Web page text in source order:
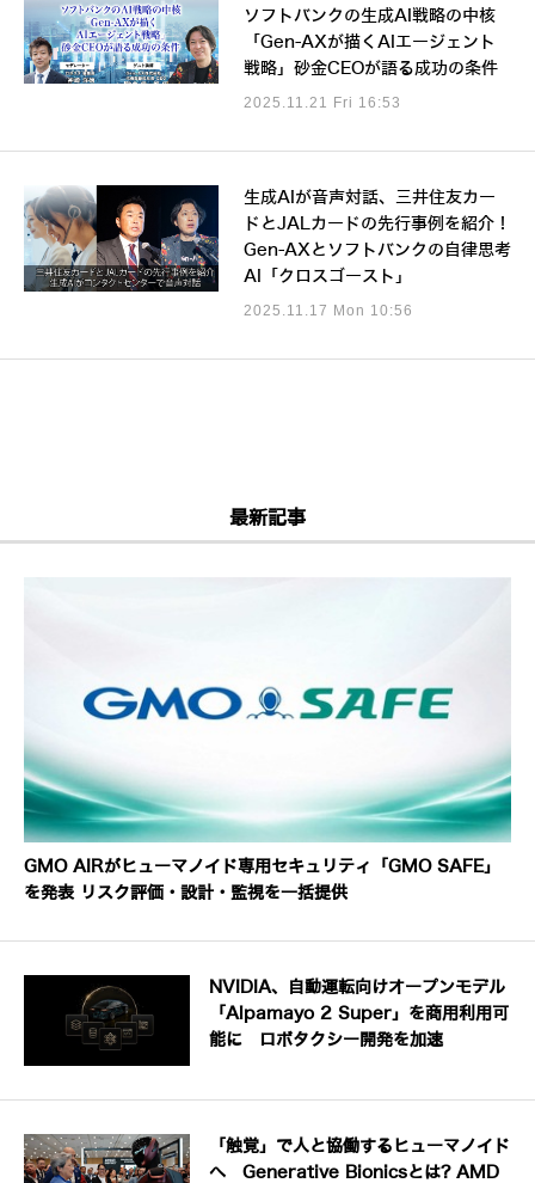
ソフトバンクの生成AI戦略の中核
「Gen-AXが描くAIエージェント
戦略」砂金CEOが語る成功の条件
2025.11.21 Fri 16:53
生成AIが音声対話、三井住友カー
ドとJALカードの先行事例を紹介！
Gen-AXとソフトバンクの自律思考
AI「クロスゴースト」
2025.11.17 Mon 10:56
最新記事
GMO AIRがヒューマノイド専用セキュリティ「GMO SAFE」
を発表 リスク評価・設計・監視を一括提供
NVIDIA、自動運転向けオープンモデル
「Alpamayo 2 Super」を商用利用可
能に ロボタクシー開発を加速
「触覚」で人と協働するヒューマノイド
へ Generative Bionicsとは? AMD